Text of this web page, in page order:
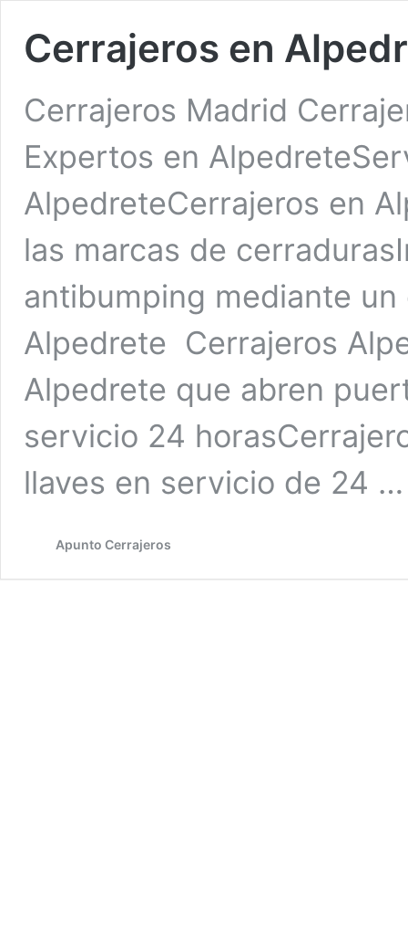
Cerrajeros en
Cerrajeros Madrid
Expertos en
AlpedreteCerrajeros en
las marcas de
antibumping mediante
Alpedrete Cerrajeros
Alpedrete que abren
servicio 24
llaves en servicio de 24
Apunto Cerrajeros